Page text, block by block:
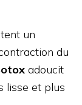
un
du
adoucit
lisse et plus